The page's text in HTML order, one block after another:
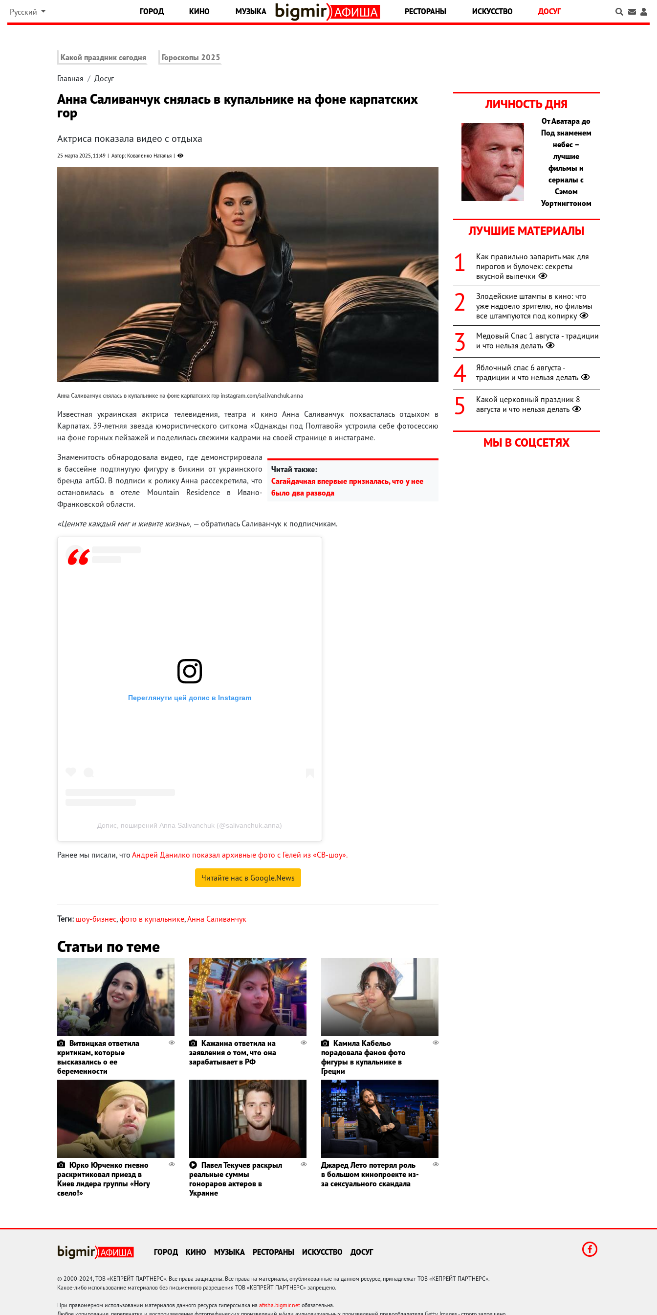
Русский ГОРОД КИНО МУЗЫКА РЕСТОРАНЫ ИСКУССТВО ДОСУГ
Какой праздник сегодня Гороскопы 2025
Главная Досуг
Анна Саливанчук снялась в купальнике на фоне карпатских
гор
Актриса показала видео с отдыха
25 марта 2025, 11:49 Автор: Коваленко Наталья
Анна Саливанчук снялась в купальнике на фоне карпатских гор instagram.com/salivanchuk.anna
Известная украинская актриса телевидения, театра и кино Анна Саливанчук похвасталась отдыхом в
Карпатах. 39-летняя звезда юмористического ситкома «Однажды под Полтавой» устроила себе фотосессию
на фоне горных пейзажей и поделилась свежими кадрами на своей странице в инстаграме.
Читай также:
Сагайдачная впервые призналась, что у нее
было два развода
Знаменитость обнародовала видео, где демонстрировала
в бассейне подтянутую фигуру в бикини от украинского
бренда artGO. В подписи к ролику Анна рассекретила, что
остановилась в отеле Mountain Residence в Ивано-
Франковской области.
«Цените каждый миг и живите жизнь», — обратилась Саливанчук к подписчикам.
Переглянути цей допис в Instagram
Допис, поширений Anna Salivanchuk (@salivanchuk.anna)
Ранее мы писали, что Андрей Данилко показал архивные фото с Гелей из «СВ-шоу».
Читайте нас в Google.News
Теги: шоу-бизнес, фото в купальнике,Анна Саливанчук
Статьи по теме
Витвицкая ответила
критикам, которые
высказались о ее
беременности
Кажанна ответила на
заявления о том, что она
зарабатывает в РФ
Камила Кабельо
порадовала фанов фото
фигуры в купальнике в
Греции
Юрко Юрченко гневно
раскритиковал приезд в
Киев лидера группы «Ногу
свело!»
Павел Текучев раскрыл
реальные суммы
гонораров актеров в
Украине
Джаред Лето потерял роль
в большом кинопроекте из-
за сексуального скандала
ЛИЧНОСТЬ ДНЯ
От Аватара до
Под знаменем
небес –
лучшие
фильмы и
сериалы с
Сэмом
Уортингтоном
ЛУЧШИЕ МАТЕРИАЛЫ
Как правильно запарить мак для
пирогов и булочек: секреты
вкусной выпечки
Злодейские штампы в кино: что
уже надоело зрителю, но фильмы
все штампуются под копирку
Медовый Спас 1 августа - традиции
и что нельзя делать
Яблочный спас 6 августа -
традиции и что нельзя делать
Какой церковный праздник 8
августа и что нельзя делать
МЫ В СОЦСЕТЯХ
ГОРОД КИНО МУЗЫКА РЕСТОРАНЫ ИСКУССТВО ДОСУГ
© 2000-2024, ТОВ «КЕПРЕЙТ ПАРТНЕРС». Все права защищены. Все права на материалы, опубликованные на данном ресурсе, принадлежат ТОВ «КЕПРЕЙТ ПАРТНЕРС».
Какое-либо использование материалов без письменного разрешения ТОВ «КЕПРЕЙТ ПАРТНЕРС» запрещено.
При правомерном использовании материалов данного ресурса гиперссылка на afisha.bigmir.net обязательна.